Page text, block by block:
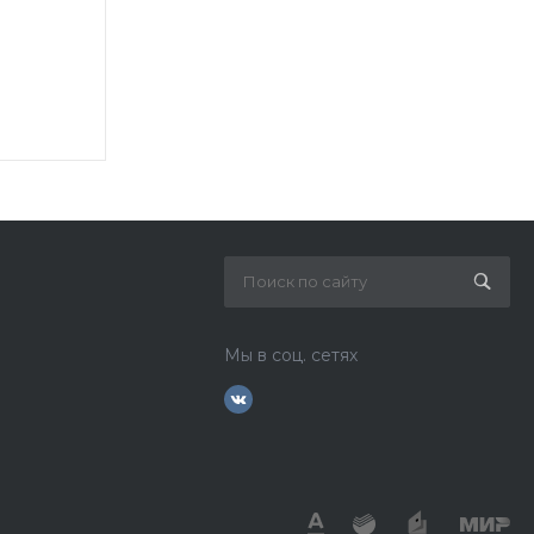
Мы в соц. сетях